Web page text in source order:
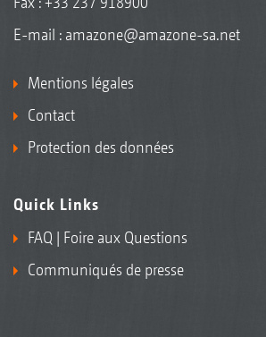
E-mail : amazone@amazone-sa.net
Mentions légales
Contact
Protection des données
Quick Links
FAQ | Foire aux Questions
Communiqués de presse